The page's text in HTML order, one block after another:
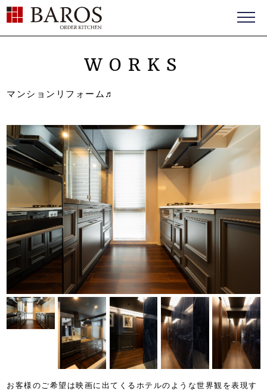
WORKS
マンションリフォーム♬
お客様のご希望は映画に出てくるホテルのような世界観を表現す